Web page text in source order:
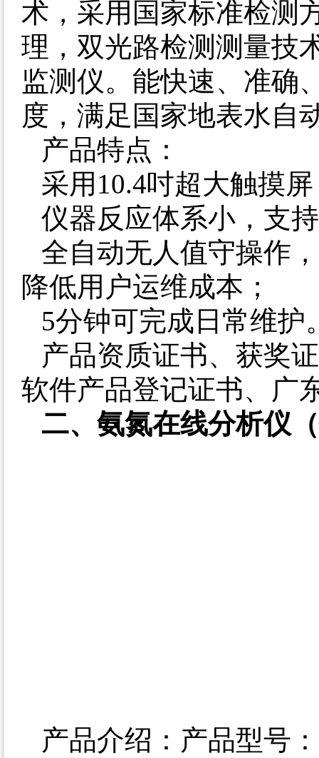
术，采用国家标准检测
理，双光路检测测量技
监测仪。能快速、准确
度，满足国家地表水自
产品特点：
采用10.4吋超大触摸
仪器反应体系小，支
全自动无人值守操作
降低用户运维成本；
5分钟可完成日常维护
产品资质证书、获奖
软件产品登记证书、广
二、氨氮在线分析仪
产品介绍：产品型号